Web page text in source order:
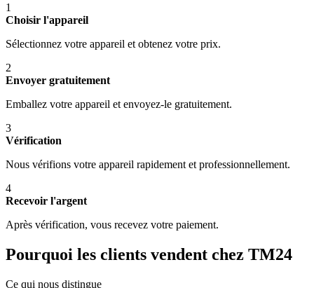
1
Choisir l'appareil
Sélectionnez votre appareil et obtenez votre prix.
2
Envoyer gratuitement
Emballez votre appareil et envoyez-le gratuitement.
3
Vérification
Nous vérifions votre appareil rapidement et professionnellement.
4
Recevoir l'argent
Après vérification, vous recevez votre paiement.
Pourquoi les clients vendent chez TM24
Ce qui nous distingue